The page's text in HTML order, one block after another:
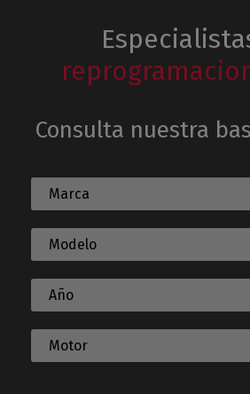
Consulta nuestra